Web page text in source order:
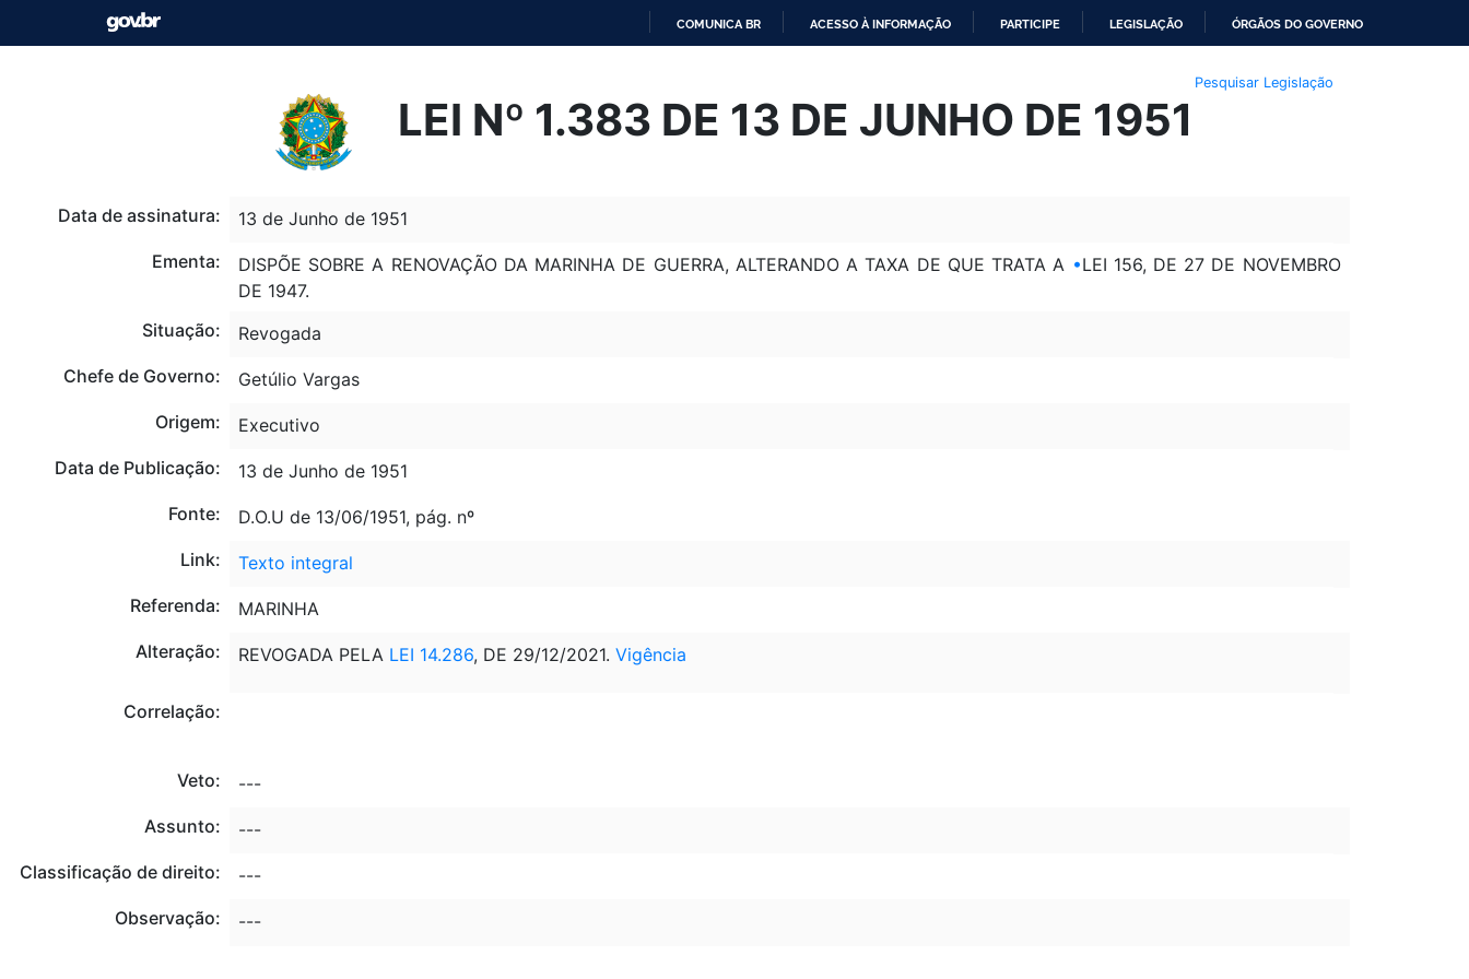
O
CONTEÚDO
COMUNICA BR ACESSO À INFORMAÇÃO PARTICIPE LEGISLAÇÃO ÓRGÃOS DO GOVERNO
Pesquisar Legislação
LEI Nº 1.383 DE 13 DE JUNHO DE 1951
Data de assinatura:
13 de Junho de 1951
Ementa:
DISPÕE SOBRE A RENOVAÇÃO DA MARINHA DE GUERRA, ALTERANDO A TAXA DE QUE TRATA A •LEI 156, DE 27 DE NOVEMBRO
DE 1947.
Situação:
Revogada
Chefe de Governo:
Getúlio Vargas
Origem:
Executivo
Data de Publicação:
13 de Junho de 1951
Fonte:
D.O.U de 13/06/1951, pág. nº
Link:
Texto integral
Referenda:
MARINHA
Alteração:
REVOGADA PELA LEI 14.286, DE 29/12/2021. Vigência
Correlação:
Veto:
---
Assunto:
---
Classificação de direito:
---
Observação:
---